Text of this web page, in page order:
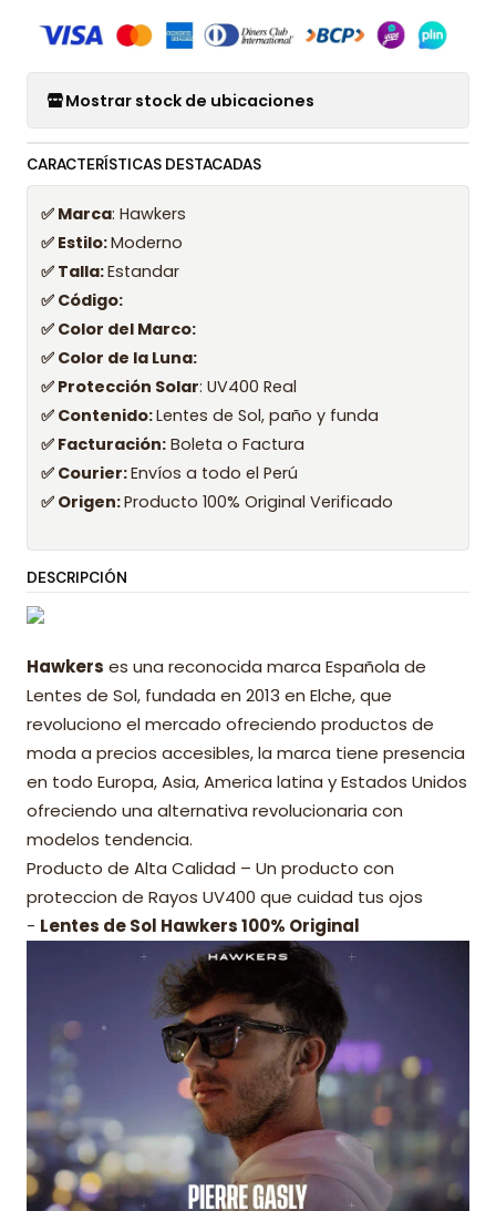
Mostrar stock de ubicaciones
CARACTERÍSTICAS DESTACADAS
✅ Marca: Hawkers
✅ Estilo:Moderno
✅ Talla:Estandar
✅ Código:
✅ Color del Marco:
✅ Color de la Luna:
✅ Protección Solar: UV400 Real
✅ Contenido:Lentes de Sol, paño y funda
✅ Facturación: Boleta o Factura
✅ Courier:Envíos a todo el Perú
✅ Origen:Producto 100% Original Verificado
DESCRIPCIÓN
Hawkers es una reconocida marca Española de
Lentes de Sol, fundada en 2013 en Elche, que
revoluciono el mercado ofreciendo productos de
moda a precios accesibles, la marca tiene presencia
en todo Europa, Asia, America latina y Estados Unidos
ofreciendo una alternativa revolucionaria con
modelos tendencia.
Producto de Alta Calidad – Un producto con
proteccion de Rayos UV400 que cuidad tus ojos
- Lentes de Sol Hawkers 100% Original